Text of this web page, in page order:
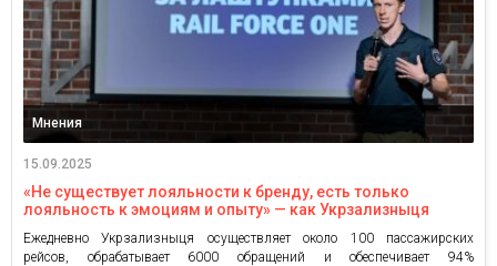
Мнения
15.09.2025
«Не существует лояльности к бренду, есть только
лояльность к эмоциям и опыту» — как Укрзализныця
Ежедневно Укрзализныця осуществляет около 100 пассажирских
рейсов, обрабатывает 6000 обращений и обеспечивает 94%